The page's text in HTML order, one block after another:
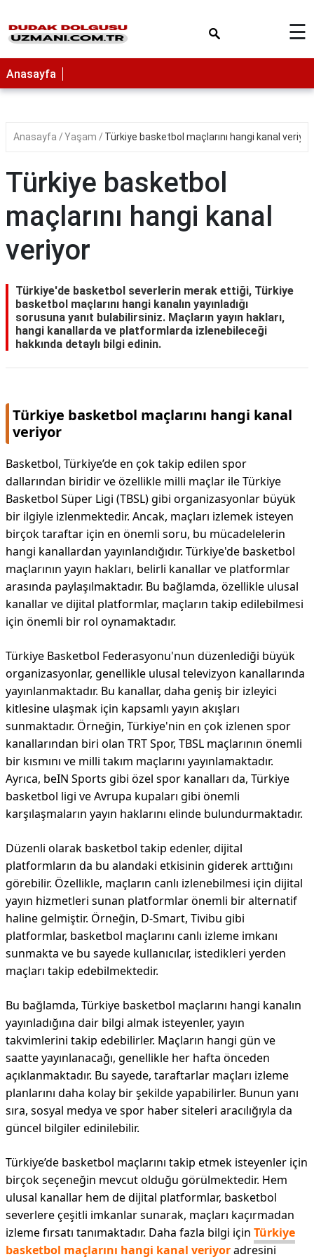
☰
Anasayfa
Anasayfa Yaşam Türkiye basketbol maçlarını hangi kanal veriyor
Türkiye basketbol
maçlarını hangi kanal
veriyor
Türkiye'de basketbol severlerin merak ettiği, Türkiye
basketbol maçlarını hangi kanalın yayınladığı
sorusuna yanıt bulabilirsiniz. Maçların yayın hakları,
hangi kanallarda ve platformlarda izlenebileceği
hakkında detaylı bilgi edinin.
Türkiye basketbol maçlarını hangi kanal
veriyor
Basketbol, Türkiye’de en çok takip edilen spor
dallarından biridir ve özellikle milli maçlar ile Türkiye
Basketbol Süper Ligi (TBSL) gibi organizasyonlar büyük
bir ilgiyle izlenmektedir. Ancak, maçları izlemek isteyen
birçok taraftar için en önemli soru, bu mücadelelerin
hangi kanallardan yayınlandığıdır. Türkiye'de basketbol
maçlarının yayın hakları, belirli kanallar ve platformlar
arasında paylaşılmaktadır. Bu bağlamda, özellikle ulusal
kanallar ve dijital platformlar, maçların takip edilebilmesi
için önemli bir rol oynamaktadır.
Türkiye Basketbol Federasyonu'nun düzenlediği büyük
organizasyonlar, genellikle ulusal televizyon kanallarında
yayınlanmaktadır. Bu kanallar, daha geniş bir izleyici
kitlesine ulaşmak için kapsamlı yayın akışları
sunmaktadır. Örneğin, Türkiye'nin en çok izlenen spor
kanallarından biri olan TRT Spor, TBSL maçlarının önemli
bir kısmını ve milli takım maçlarını yayınlamaktadır.
Ayrıca, beIN Sports gibi özel spor kanalları da, Türkiye
basketbol ligi ve Avrupa kupaları gibi önemli
karşılaşmaların yayın haklarını elinde bulundurmaktadır.
Düzenli olarak basketbol takip edenler, dijital
platformların da bu alandaki etkisinin giderek arttığını
görebilir. Özellikle, maçların canlı izlenebilmesi için dijital
yayın hizmetleri sunan platformlar önemli bir alternatif
haline gelmiştir. Örneğin, D-Smart, Tivibu gibi
platformlar, basketbol maçlarını canlı izleme imkanı
sunmakta ve bu sayede kullanıcılar, istedikleri yerden
maçları takip edebilmektedir.
Bu bağlamda, Türkiye basketbol maçlarını hangi kanalın
yayınladığına dair bilgi almak isteyenler, yayın
takvimlerini takip edebilirler. Maçların hangi gün ve
saatte yayınlanacağı, genellikle her hafta önceden
açıklanmaktadır. Bu sayede, taraftarlar maçları izleme
planlarını daha kolay bir şekilde yapabilirler. Bunun yanı
sıra, sosyal medya ve spor haber siteleri aracılığıyla da
güncel bilgiler edinilebilir.
Türkiye’de basketbol maçlarını takip etmek isteyenler için
birçok seçeneğin mevcut olduğu görülmektedir. Hem
ulusal kanallar hem de dijital platformlar, basketbol
severlere çeşitli imkanlar sunarak, maçları kaçırmadan
izleme fırsatı tanımaktadır. Daha fazla bilgi için Türkiye
basketbol maçlarını hangi kanal veriyoradresini